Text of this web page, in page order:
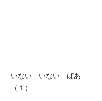
いない いない ばあ
（１）